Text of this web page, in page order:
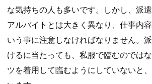
な気持ちの人も多いです。しかし、派
アルバイトとは大きく異なり、仕事内
いう事に注意しなければなりません。
けるに当たっても、私服で臨むのでは
ツを着用して臨むようにしていないと